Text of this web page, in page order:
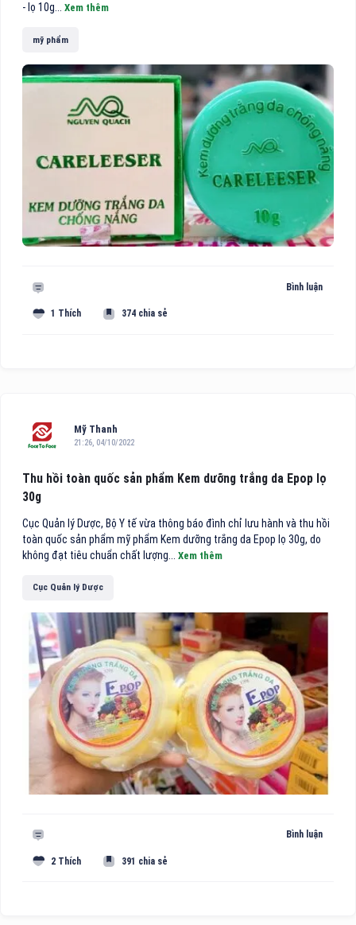
- lọ 10g... Xem thêm
mỹ phẩm
Bình luận
1 Thích 374 chia sẻ
Mỹ Thanh
21:26, 04/10/2022
Thu hồi toàn quốc sản phẩm Kem dưỡng trắng da Epop lọ
30g
Cục Quản lý Dược, Bộ Y tế vừa thông báo đình chỉ lưu hành và thu hồi
toàn quốc sản phẩm mỹ phẩm Kem dưỡng trắng da Epop lọ 30g, do
không đạt tiêu chuẩn chất lượng... Xem thêm
Cục Quản lý Dược
Bình luận
2 Thích 391 chia sẻ